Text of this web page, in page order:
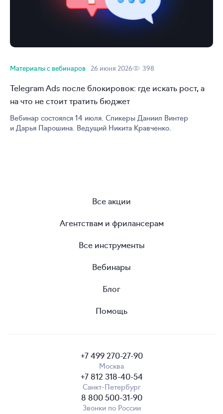
Материалы с вебинаров 26 июня 2026 398
Telegram Ads после блокировок: где искать рост, а
на что не стоит тратить бюджет
Вебинар состоялся 14 июля. Спикеры Даниил Винтер
и Дарья Парошина. Ведущий Никита Кравченко.
Все акции
Агентствам и фрилансерам
Все инструменты
Вебинары
Блог
Помощь
+7 499 270-27-90
Москва
+7 812 318-40-54
Санкт-Петербург
8 800 500-31-90
Звонки по России